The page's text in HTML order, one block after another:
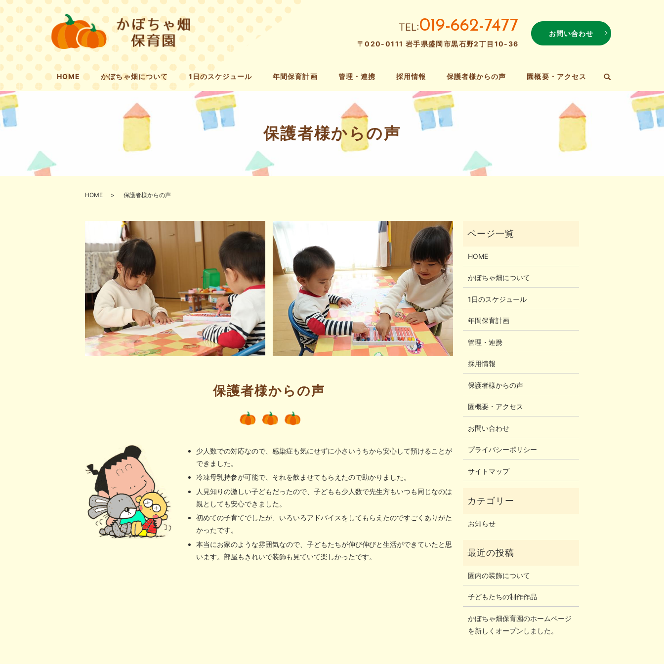
TEL:019-662-7477
〒020-0111 岩手県盛岡市黒石野2丁目10-36
お問い合わせ
HOME かぼちゃ畑について 1日のスケジュール 年間保育計画 管理・連携 採用情報 保護者様からの声 園概要・アクセス
保護者様からの声
HOME 保護者様からの声
保護者様からの声
少人数での対応なので、感染症も気にせずに小さいうちから安心して預けることが
できました。
冷凍母乳持参が可能で、それを飲ませてもらえたので助かりました。
人見知りの激しい子どもだったので、子どもも少人数で先生方もいつも同じなのは
親としても安心できました。
初めての子育てでしたが、いろいろアドバイスをしてもらえたのですごくありがた
かったです。
本当にお家のような雰囲気なので、子どもたちが伸び伸びと生活ができていたと思
います。部屋もきれいで装飾も見ていて楽しかったです。
HOME
かぼちゃ畑について
1日のスケジュール
年間保育計画
管理・連携
採用情報
保護者様からの声
園概要・アクセス
お問い合わせ
プライバシーポリシー
サイトマップ
お知らせ
園内の装飾について
子どもたちの制作作品
かぼちゃ畑保育園のホームページ
を新しくオープンしました。